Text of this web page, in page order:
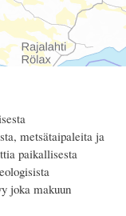
metsätaipaleita ja
paikallisesta
joka makuun